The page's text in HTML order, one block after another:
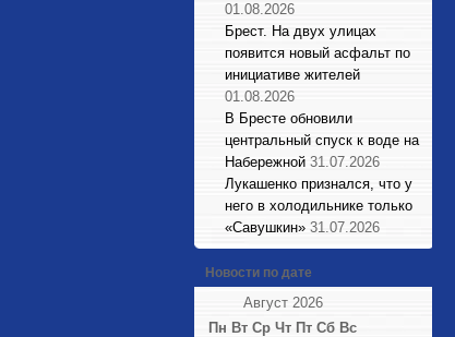
01.08.2026
Брест. На двух улицах
появится новый асфальт по
инициативе жителей
01.08.2026
В Бресте обновили
центральный спуск к воде на
Набережной 31.07.2026
Лукашенко признался, что у
него в холодильнике только
«Савушкин» 31.07.2026
Новости по дате
Август 2026
Пн Вт Ср Чт Пт Сб Вс